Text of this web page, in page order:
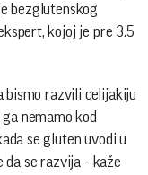
bezglutenskog
kojoj je pre 3.5
bismo razvili celijakiju
nemamo kod
se gluten uvodi u
da se razvija - kaže